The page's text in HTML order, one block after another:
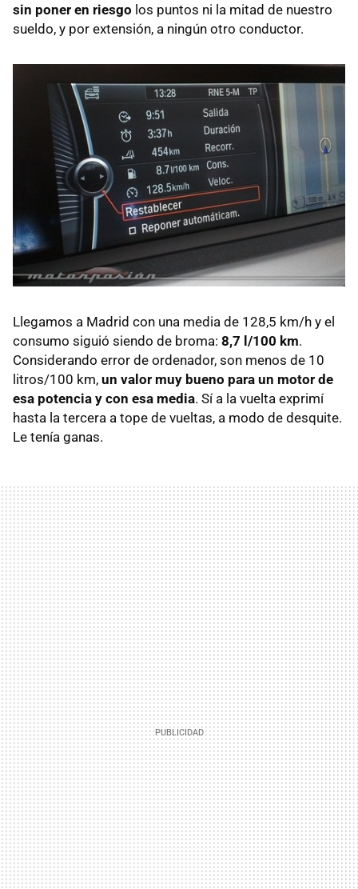
sin poner en riesgo los puntos ni la mitad de nuestro
sueldo, y por extensión, a ningún otro conductor.
Llegamos a Madrid con una media de 128,5 km/h y el
consumo siguió siendo de broma: 8,7 l/100 km.
Considerando error de ordenador, son menos de 10
litros/100 km, un valor muy bueno para un motor de
esa potencia y con esa media. Sí a la vuelta exprimí
hasta la tercera a tope de vueltas, a modo de desquite.
Le tenía ganas.